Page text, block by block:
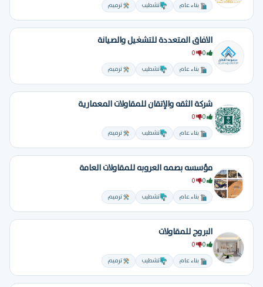
بناء عام تشطيب ترميم
الافاق المتعددة للتشغيل والصيانة
بناء عام تشطيب ترميم
شركة الثقه والإتقان للمقاولات المعمارية
بناء عام تشطيب ترميم
مؤسسه بصمه العروبه للمقاولات العامة
بناء عام تشطيب ترميم
البروج للمقاولات
بناء عام تشطيب ترميم